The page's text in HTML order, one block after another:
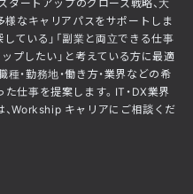
様なキャリアパスをサポートしま
ている」「副業と両立できる仕事
プしたい」と考えている方に最適
・勤務地・働き方・業界などの希
仕事を提案します。IT・DX業界
Workship キャリアにご相談くだ